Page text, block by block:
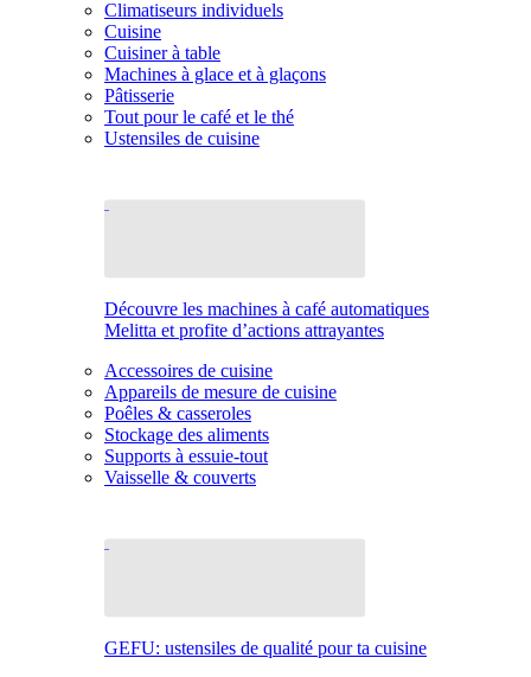
Climatiseurs individuels
Cuisine
Cuisiner à table
Machines à glace et à glaçons
Pâtisserie
Tout pour le café et le thé
Ustensiles de cuisine
Découvre les machines à café automatiques
Melitta et profite d’actions attrayantes
Accessoires de cuisine
Appareils de mesure de cuisine
Poêles & casseroles
Stockage des aliments
Supports à essuie-tout
Vaisselle & couverts
GEFU: ustensiles de qualité pour ta cuisine